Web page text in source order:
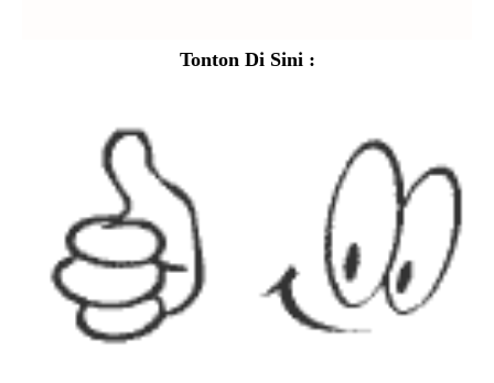
Tonton Di Sini :